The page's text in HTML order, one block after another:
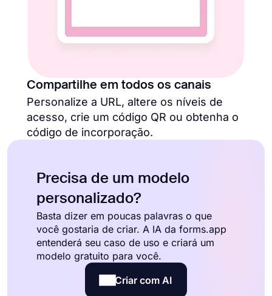
Compartilhe em todos os canais
Personalize a URL, altere os níveis de
acesso, crie um código QR ou obtenha o
código de incorporação.
Precisa de um modelo
personalizado?
Basta dizer em poucas palavras o que
você gostaria de criar. A IA da forms.app
entenderá seu caso de uso e criará um
modelo gratuito para você.
Criar com AI